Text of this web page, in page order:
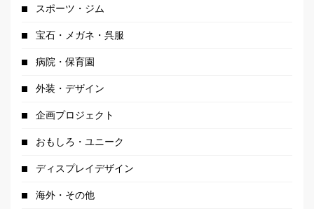
スポーツ・ジム
宝石・メガネ・呉服
病院・保育園
外装・デザイン
企画プロジェクト
おもしろ・ユニーク
ディスプレイデザイン
海外・その他